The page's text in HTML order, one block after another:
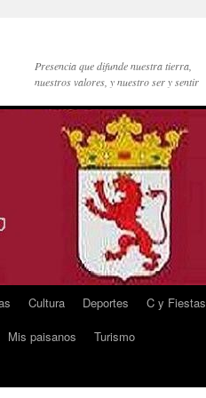
Presencia que difunde nuestra tierra,
nuestros valores, y nuestro ser y sentir
Cultura Deportes
C y Fiestas
Mis paisanos
Turismo